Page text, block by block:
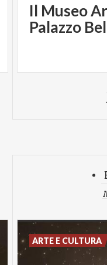
Il Museo
Palazzo
ARTE E CULTURA